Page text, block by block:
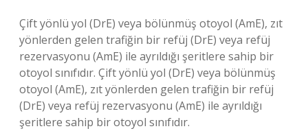
Çift yönlü yol (DrE) veya bölünmüş otoyol (AmE), zıt
yönlerden gelen trafiğin bir refüj (DrE) veya refüj
rezervasyonu (AmE) ile ayrıldığı şeritlere sahip bir
otoyol sınıfıdır. Çift yönlü yol (DrE) veya bölünmüş
otoyol (AmE), zıt yönlerden gelen trafiğin bir refüj
(DrE) veya refüj rezervasyonu (AmE) ile ayrıldığı
şeritlere sahip bir otoyol sınıfıdır.